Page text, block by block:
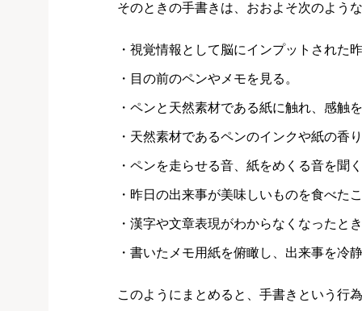
そのときの手書きは、おおよそ次のよう
・視覚情報として脳にインプットされた
・目の前のペンやメモを見る。
・ペンと天然素材である紙に触れ、感触
・天然素材であるペンのインクや紙の香
・ペンを走らせる音、紙をめくる音を聞
・昨日の出来事が美味しいものを食べた
・漢字や文章表現がわからなくなったと
・書いたメモ用紙を俯瞰し、出来事を冷
このようにまとめると、手書きという行